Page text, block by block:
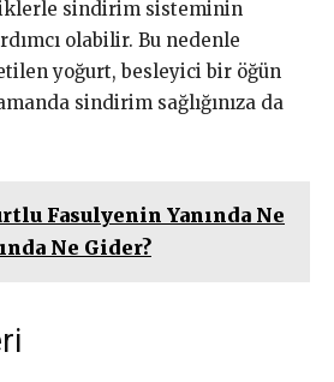
sindirim sisteminin
olabilir. Bu nedenle
yoğurt, besleyici bir öğün
sindirim sağlığınıza da
Fasulyenin Yanında Ne
Ne Gider?